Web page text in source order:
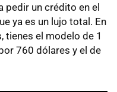
pedir un crédito en el
ya es un lujo total. En
el modelo de 1
760 dólares y el de